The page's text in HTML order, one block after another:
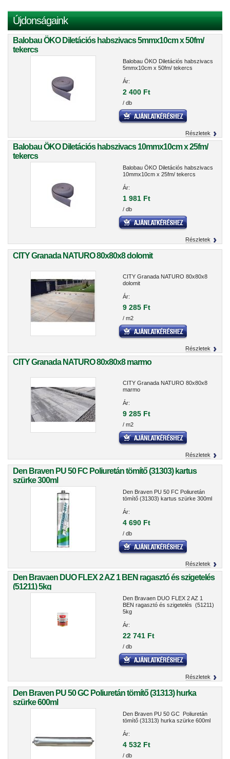
Újdonságaink
Balobau ÖKO Diletációs habszivacs 5mmx10cm x 50fm/
tekercs
Balobau ÖKO Diletációs habszivacs
5mmx10cm x 50fm/ tekercs
Ár:
2 400 Ft
/ db
Részletek
Balobau ÖKO Diletációs habszivacs 10mmx10cm x 25fm/
tekercs
Balobau ÖKO Diletációs habszivacs
10mmx10cm x 25fm/ tekercs
Ár:
1 981 Ft
/ db
Részletek
CITY Granada NATURO 80x80x8 dolomit
CITY Granada NATURO 80x80x8
dolomit
Ár:
9 285 Ft
/ m2
Részletek
CITY Granada NATURO 80x80x8 marmo
CITY Granada NATURO 80x80x8
marmo
Ár:
9 285 Ft
/ m2
Részletek
Den Braven PU 50 FC Poliuretán tömítő (31303) kartus
szürke 300ml
Den Braven PU 50 FC Poliuretán
tömítő (31303) kartus szürke 300ml
Ár:
4 690 Ft
/ db
Részletek
Den Bravaen DUO FLEX 2 AZ 1 BEN ragasztó és szigetelés
(51211) 5kg
Den Bravaen DUO FLEX 2 AZ 1
BEN ragasztó és szigetelés (51211)
5kg
Ár:
22 741 Ft
/ db
Részletek
Den Braven PU 50 GC Poliuretán tömítő (31313) hurka
szürke 600ml
Den Braven PU 50 GC Poliuretán
tömítő (31313) hurka szürke 600ml
Ár:
4 532 Ft
/ db